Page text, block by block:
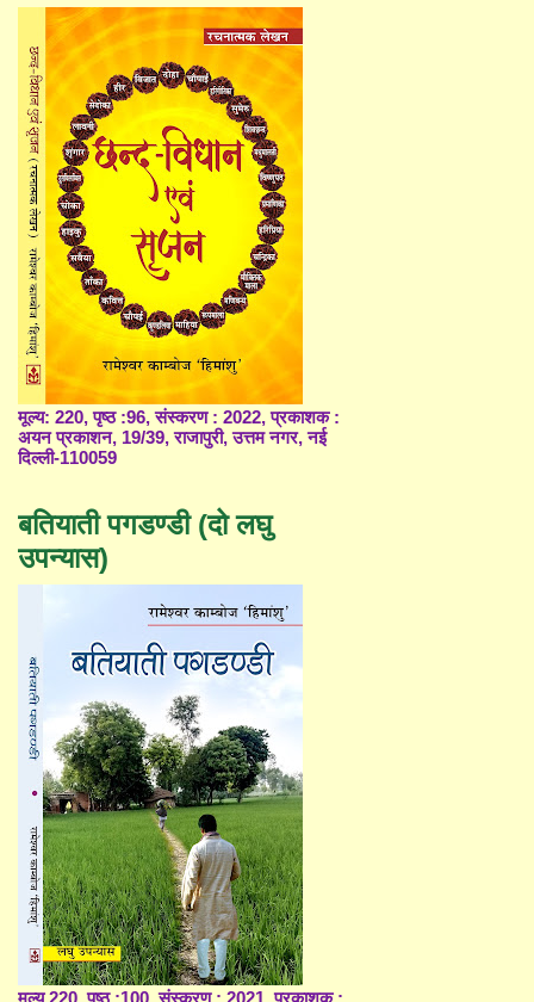
मूल्य: 220, पृष्ठ :96, संस्करण : 2022, प्रकाशक :
अयन प्रकाशन, 19/39, राजापुरी, उत्तम नगर, नई
दिल्ली-110059
बतियाती पगडण्डी (दो लघु
उपन्यास)